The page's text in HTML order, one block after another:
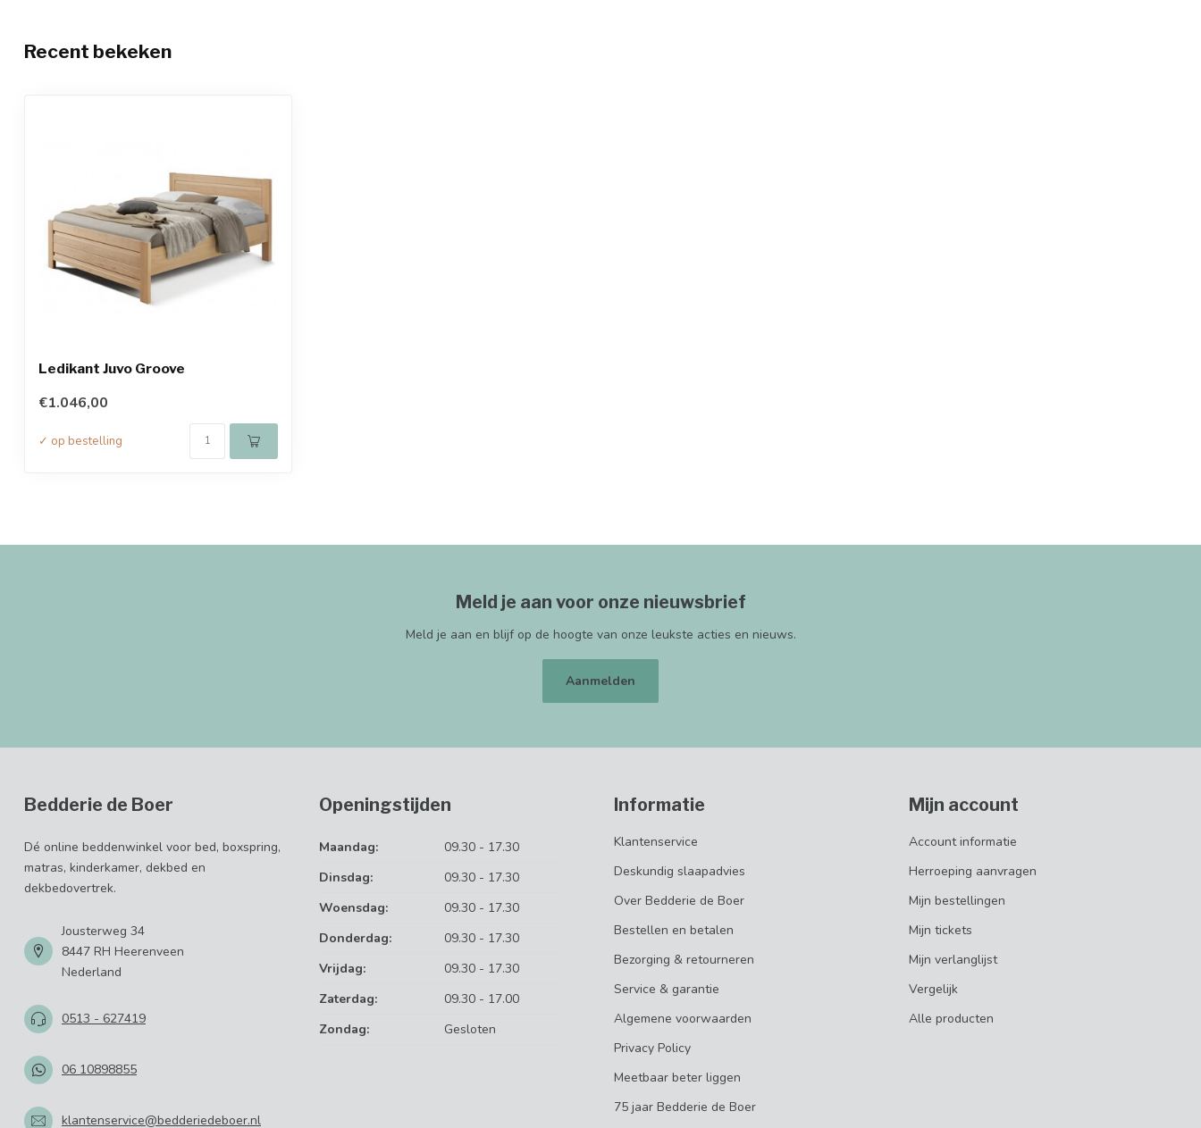
Recent bekeken
Ledikant Juvo Groove
€1.046,00
✓ op bestelling
Meld je aan voor onze nieuwsbrief
Meld je aan en blijf op de hoogte van onze leukste acties en nieuws.
Aanmelden
Bedderie de Boer
Dé online beddenwinkel voor bed, boxspring,
matras, kinderkamer, dekbed en
dekbedovertrek.
Jousterweg 34
8447 RH Heerenveen
Nederland
0513 - 627419
06 10898855
klantenservice@bedderiedeboer.nl
Openingstijden
Maandag:
09.30 - 17.30
Dinsdag:
09.30 - 17.30
Woensdag:
09.30 - 17.30
Donderdag:
09.30 - 17.30
Vrijdag:
09.30 - 17.30
Zaterdag:
09.30 - 17.00
Zondag:
Gesloten
Informatie
Klantenservice
Deskundig slaapadvies
Over Bedderie de Boer
Bestellen en betalen
Bezorging & retourneren
Service & garantie
Algemene voorwaarden
Privacy Policy
Meetbaar beter liggen
75 jaar Bedderie de Boer
Mijn account
Account informatie
Herroeping aanvragen
Mijn bestellingen
Mijn tickets
Mijn verlanglijst
Vergelijk
Alle producten